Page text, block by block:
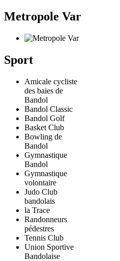
Metropole Var
Sport
Amicale cycliste
des baies de
Bandol
Bandol Classic
Bandol Golf
Basket Club
Bowling de
Bandol
Gymnastique
Bandol
Gymnastique
volontaire
Judo Club
bandolais
la Trace
Randonneurs
pédestres
Tennis Club
Union Sportive
Bandolaise